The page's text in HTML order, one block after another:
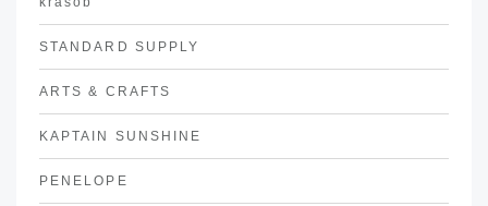
STANDARD SUPPLY
ARTS & CRAFTS
KAPTAIN SUNSHINE
PENELOPE